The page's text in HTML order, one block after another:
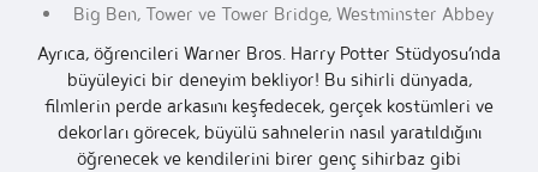
Big Ben, Tower ve Tower Bridge, Westminster Abbey
Ayrıca, öğrencileri Warner Bros. Harry Potter Stüdyosu’nda
büyüleyici bir deneyim bekliyor! Bu sihirli dünyada,
filmlerin perde arkasını keşfedecek, gerçek kostümleri ve
dekorları görecek, büyülü sahnelerin nasıl yaratıldığını
öğrenecek ve kendilerini birer genç sihirbaz gibi